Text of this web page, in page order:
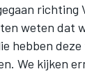
richting
weten dat
hebben
We kijken